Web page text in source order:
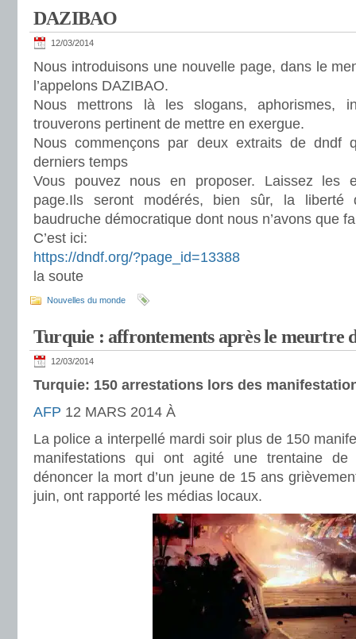
DAZIBAO
12/03/2014
Nous introduisons une nouvelle page, dans le
l’appelons DAZIBAO.
Nous mettrons là les slogans, aphorismes,
trouverons pertinent de mettre en exergue.
Nous commençons par deux extraits de dndf
derniers temps
Vous pouvez nous en proposer. Laissez les
page.Ils seront modérés, bien sûr, la liberté
baudruche démocratique dont nous n’avons que
C’est ici:
https://dndf.org/?page_id=13388
la soute
Nouvelles du monde
Turquie : affrontements après le meurtre
12/03/2014
Turquie: 150 arrestations lors des
AFP 12 MARS 2014 À
La police a interpellé mardi soir plus de 150
manifestations qui ont agité une trentaine
dénoncer la mort d’un jeune de 15 ans
juin, ont rapporté les médias locaux.